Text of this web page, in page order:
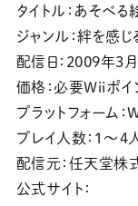
タイトル： あそべる
ジャンル：絆を感じ
配信日： 2009年3月
価格：必要Wiiポイ
プラットフォーム：
プレイ人数： 1～4
配信元： 任天堂株
公式サイト：